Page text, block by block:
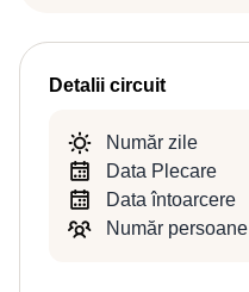
Detalii circuit
Număr zile
Data Plecare
Data întoarcere
Număr persoane